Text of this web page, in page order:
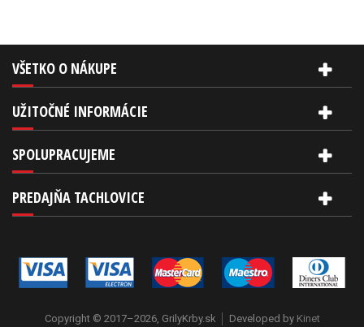
VŠETKO O NÁKUPE
UŽITOČNÉ INFORMÁCIE
SPOLUPRACUJEME
PREDAJŇA TACHLOVICE
Copyright © 2017–2026, GrilyKrby.sk Developed by Kinet